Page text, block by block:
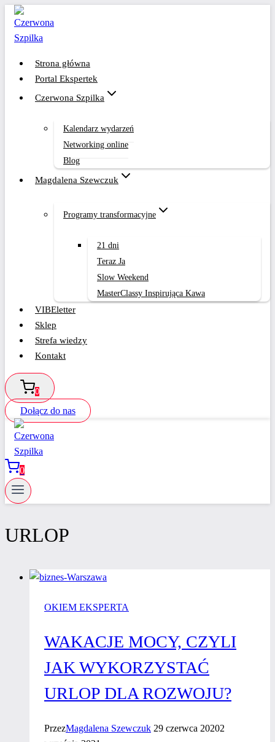
Przejdź
treści
Strona główna
Portal Ekspertek
Czerwona Szpilka
Kalendarz wydarzeń
Networking online
Blog
Magdalena Szewczuk
Programy transformacyjne
21 dni
Teraz Ja
Slow Weekend
MasterClassy Inspirująca Kawa
VIBEletter
Sklep
Strefa wiedzy
Kontakt
0
Dołącz do nas
0
URLOP
OKIEM EKSPERTA
WAKACJE MOCY, CZYLI
JAK WYKORZYSTAĆ
URLOP DLA ROZWOJU?
PrzezMagdalena Szewczuk 29 czerwca 20202